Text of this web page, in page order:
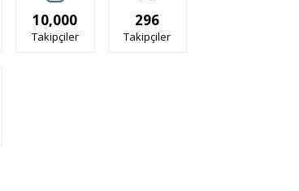
10,000
Takipçiler
296
Takipçiler